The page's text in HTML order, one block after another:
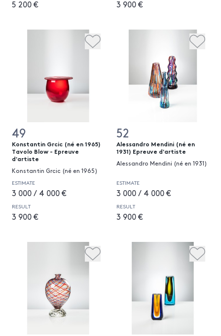
5 200 € 3 900 €
49
Konstantin Grcic (né en 1965)
Tavolo Blow - Epreuve
d'artiste
Konstantin Grcic (né en 1965)
ESTIMATE
3 000 / 4 000 €
RESULT
3 900 €
52
Alessandro Mendini (né en
1931) Epreuve d'artiste
Alessandro Mendini (né en 1931)
ESTIMATE
3 000 / 4 000 €
RESULT
3 900 €